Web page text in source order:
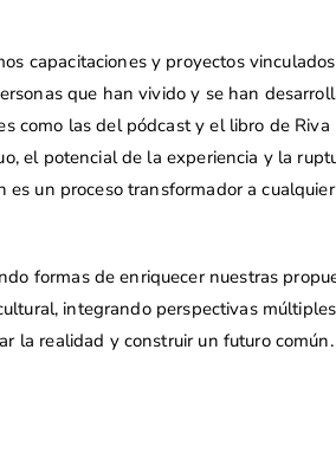
capacitaciones y proyectos
que han vivido y se han
como las del pódcast y el libro de
el potencial de la experiencia y la
es un proceso transformador a
formas de enriquecer nuestras
integrando perspectivas
la realidad y construir un futuro común.